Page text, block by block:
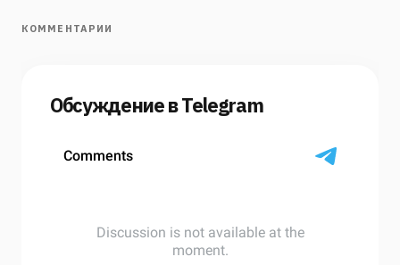
КОММЕНТАРИИ
Обсуждение в Telegram